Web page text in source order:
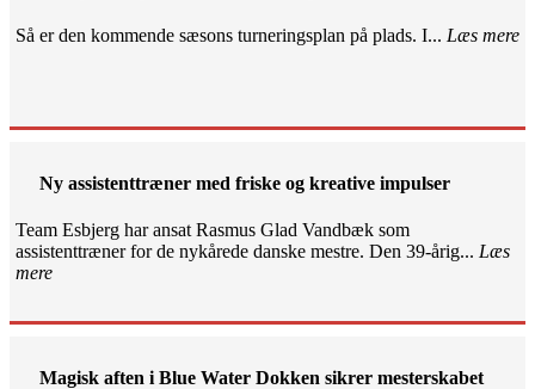
Så er den kommende sæsons turneringsplan på plads. I... Læs mere
Ny assistenttræner med friske og kreative impulser
Team Esbjerg har ansat Rasmus Glad Vandbæk som
assistenttræner for de nykårede danske mestre. Den 39-årig... Læs
mere
Magisk aften i Blue Water Dokken sikrer mesterskabet